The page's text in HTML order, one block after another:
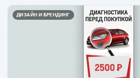
ДИЗАЙН И БРЕНДИНГ